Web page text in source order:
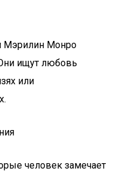
Мэрилин Монро
ищут любовь
или
человек замечает